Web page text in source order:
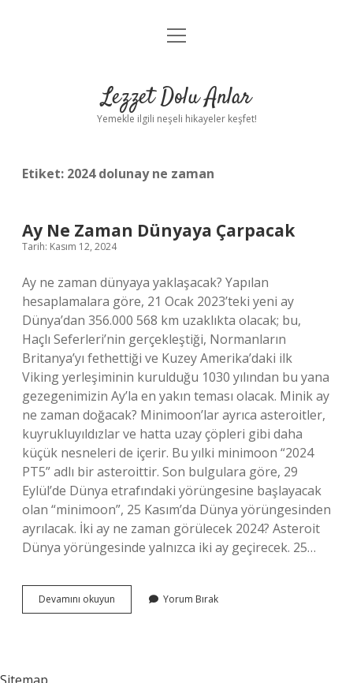
Anasayfa
Yasal Uyarı
menüyü
Lezzet Dolu Anlar
Yemekle ilgili neşeli hikayeler keşfet!
Etiket: 2024 dolunay ne zaman
Ay Ne Zaman Dünyaya Çarpacak
Tarih: Kasım 12, 2024
Ay ne zaman dünyaya yaklaşacak? Yapılan
hesaplamalara göre, 21 Ocak 2023’teki yeni ay
Dünya’dan 356.000 568 km uzaklıkta olacak; bu,
Haçlı Seferleri’nin gerçekleştiği, Normanların
Britanya’yı fethettiği ve Kuzey Amerika’daki ilk
Viking yerleşiminin kurulduğu 1030 yılından bu yana
gezegenimizin Ay’la en yakın teması olacak. Minik ay
ne zaman doğacak? Minimoon’lar ayrıca asteroitler,
kuyrukluyıldızlar ve hatta uzay çöpleri gibi daha
küçük nesneleri de içerir. Bu yılki minimoon “2024
PT5” adlı bir asteroittir. Son bulgulara göre, 29
Eylül’de Dünya etrafındaki yörüngesine başlayacak
olan “minimoon”, 25 Kasım’da Dünya yörüngesinden
ayrılacak. İki ay ne zaman görülecek 2024? Asteroit
Dünya yörüngesinde yalnızca iki ay geçirecek. 25…
Devamını okuyun
Ne
Yorum Bırak